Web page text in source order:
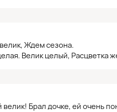
Ждем сезона.
Велик целый, Расцветка
Брал дочке, ей очень